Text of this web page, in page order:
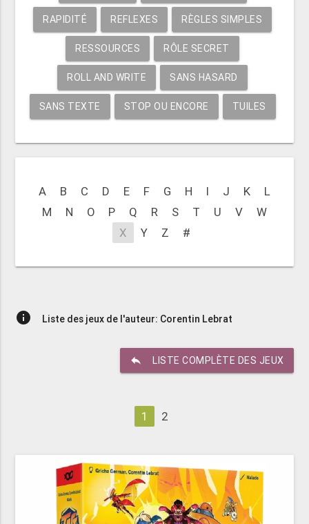
RAPIDITÉ REFLEXES RÈGLES SIMPLES
RESSOURCES RÔLE SECRET
ROLL AND WRITE SANS HASARD
SANS TEXTE STOP OU ENCORE TUILES
A B C D E F G H I J K
L
M
N O P Q R S T U V
W
X
Y Z #
info Liste des jeux de l'auteur: Corentin Lebrat
reply LISTE COMPLÈTE DES JEUX
1 2